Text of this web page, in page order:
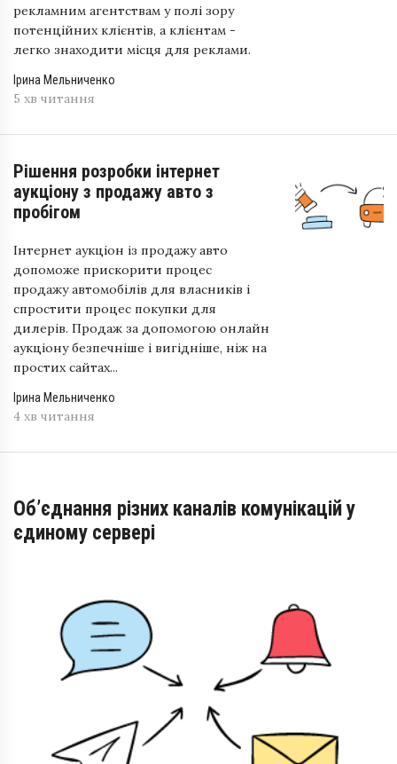
рекламним агентствам у полі зору
потенційних клієнтів, а клієнтам -
легко знаходити місця для реклами.
Ірина Мельниченко
5 хв читання
Рішення розробки інтернет
аукціону з продажу авто з
пробігом
Інтернет аукціон із продажу авто
допоможе прискорити процес
продажу автомобілів для власників і
спростити процес покупки для
дилерів. Продаж за допомогою онлайн
аукціону безпечніше і вигідніше, ніж на
простих сайтах...
Ірина Мельниченко
4 хв читання
Об’єднання різних каналів комунікацій у
єдиному сервері